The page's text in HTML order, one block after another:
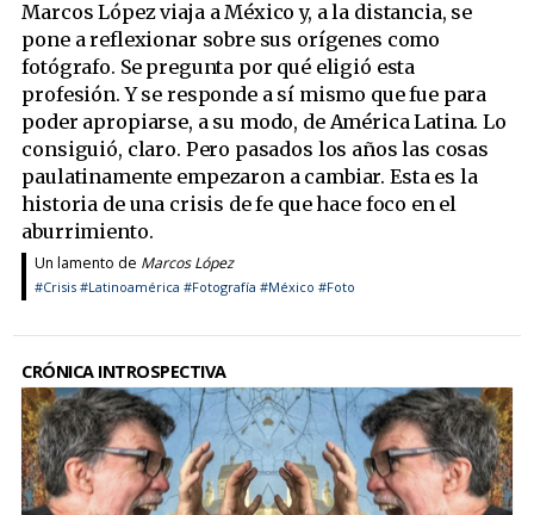
Marcos López viaja a México y, a la distancia, se
pone a reflexionar sobre sus orígenes como
fotógrafo. Se pregunta por qué eligió esta
profesión. Y se responde a sí mismo que fue para
poder apropiarse, a su modo, de América Latina. Lo
consiguió, claro. Pero pasados los años las cosas
paulatinamente empezaron a cambiar. Esta es la
historia de una crisis de fe que hace foco en el
aburrimiento.
Un lamento de Marcos López
#Crisis #Latinoamérica #Fotografía #México #Foto
CRÓNICA INTROSPECTIVA